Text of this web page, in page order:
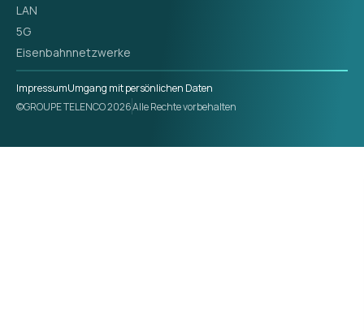
LAN
5G
Eisenbahnnetzwerke
ImpressumUmgang mit persönlichen Daten
©GROUPE TELENCO 2026Alle Rechte vorbehalten